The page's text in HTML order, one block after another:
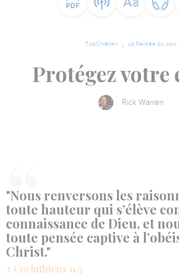
TopChrétien La Pensée du Jour
Protégez votre
Rick Warren
"Nous renversons les
toute hauteur qui s’élève
connaissance de Dieu, et
toute pensée captive à
Christ."
2 Corinthiens 11.5